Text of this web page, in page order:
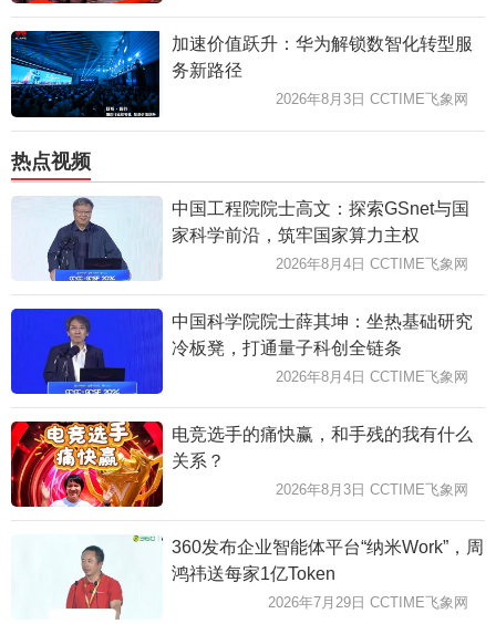
加速价值跃升：华为解锁数智化转型服
务新路径
2026年8月3日 CCTIME飞象网
热点视频
中国工程院院士高文：探索GSnet与国
家科学前沿，筑牢国家算力主权
2026年8月4日 CCTIME飞象网
中国科学院院士薛其坤：坐热基础研究
冷板凳，打通量子科创全链条
2026年8月4日 CCTIME飞象网
电竞选手的痛快赢，和手残的我有什么
关系？
2026年8月3日 CCTIME飞象网
360发布企业智能体平台“纳米Work”，周
鸿祎送每家1亿Token
2026年7月29日 CCTIME飞象网